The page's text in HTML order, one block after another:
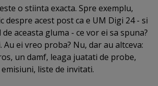
o stiinta exacta. Spre exemplu,
despre acest post ca e UM Digi 24 - si
aceasta gluma - ce vor ei sa spuna?
Au ei vreo proba? Nu, dar au altceva:
un damf, leaga juatati de probe,
liste de invitati.